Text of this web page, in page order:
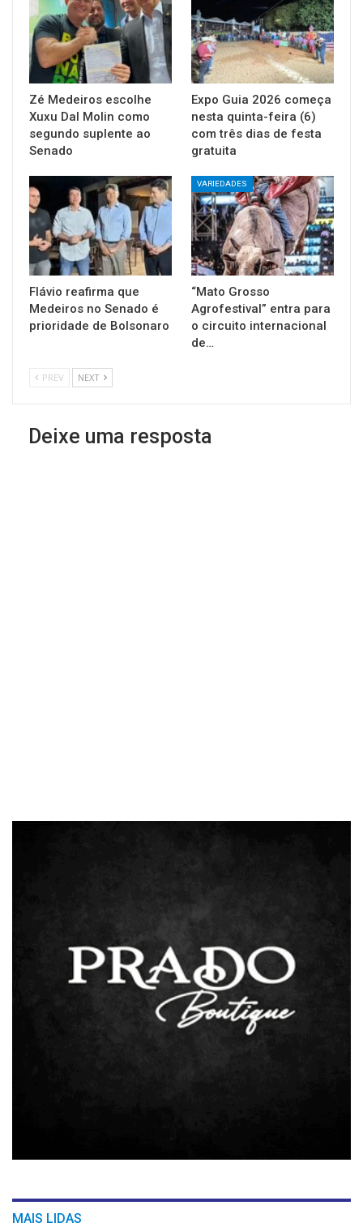
Zé Medeiros escolhe
Xuxu Dal Molin como
segundo suplente ao
Senado
Expo Guia 2026 começa
nesta quinta-feira (6)
com três dias de festa
gratuita
Flávio reafirma que
Medeiros no Senado é
prioridade de Bolsonaro
VARIEDADES
“Mato Grosso
Agrofestival” entra para
o circuito internacional
de…
PREV NEXT
Deixe uma resposta
MAIS LIDAS